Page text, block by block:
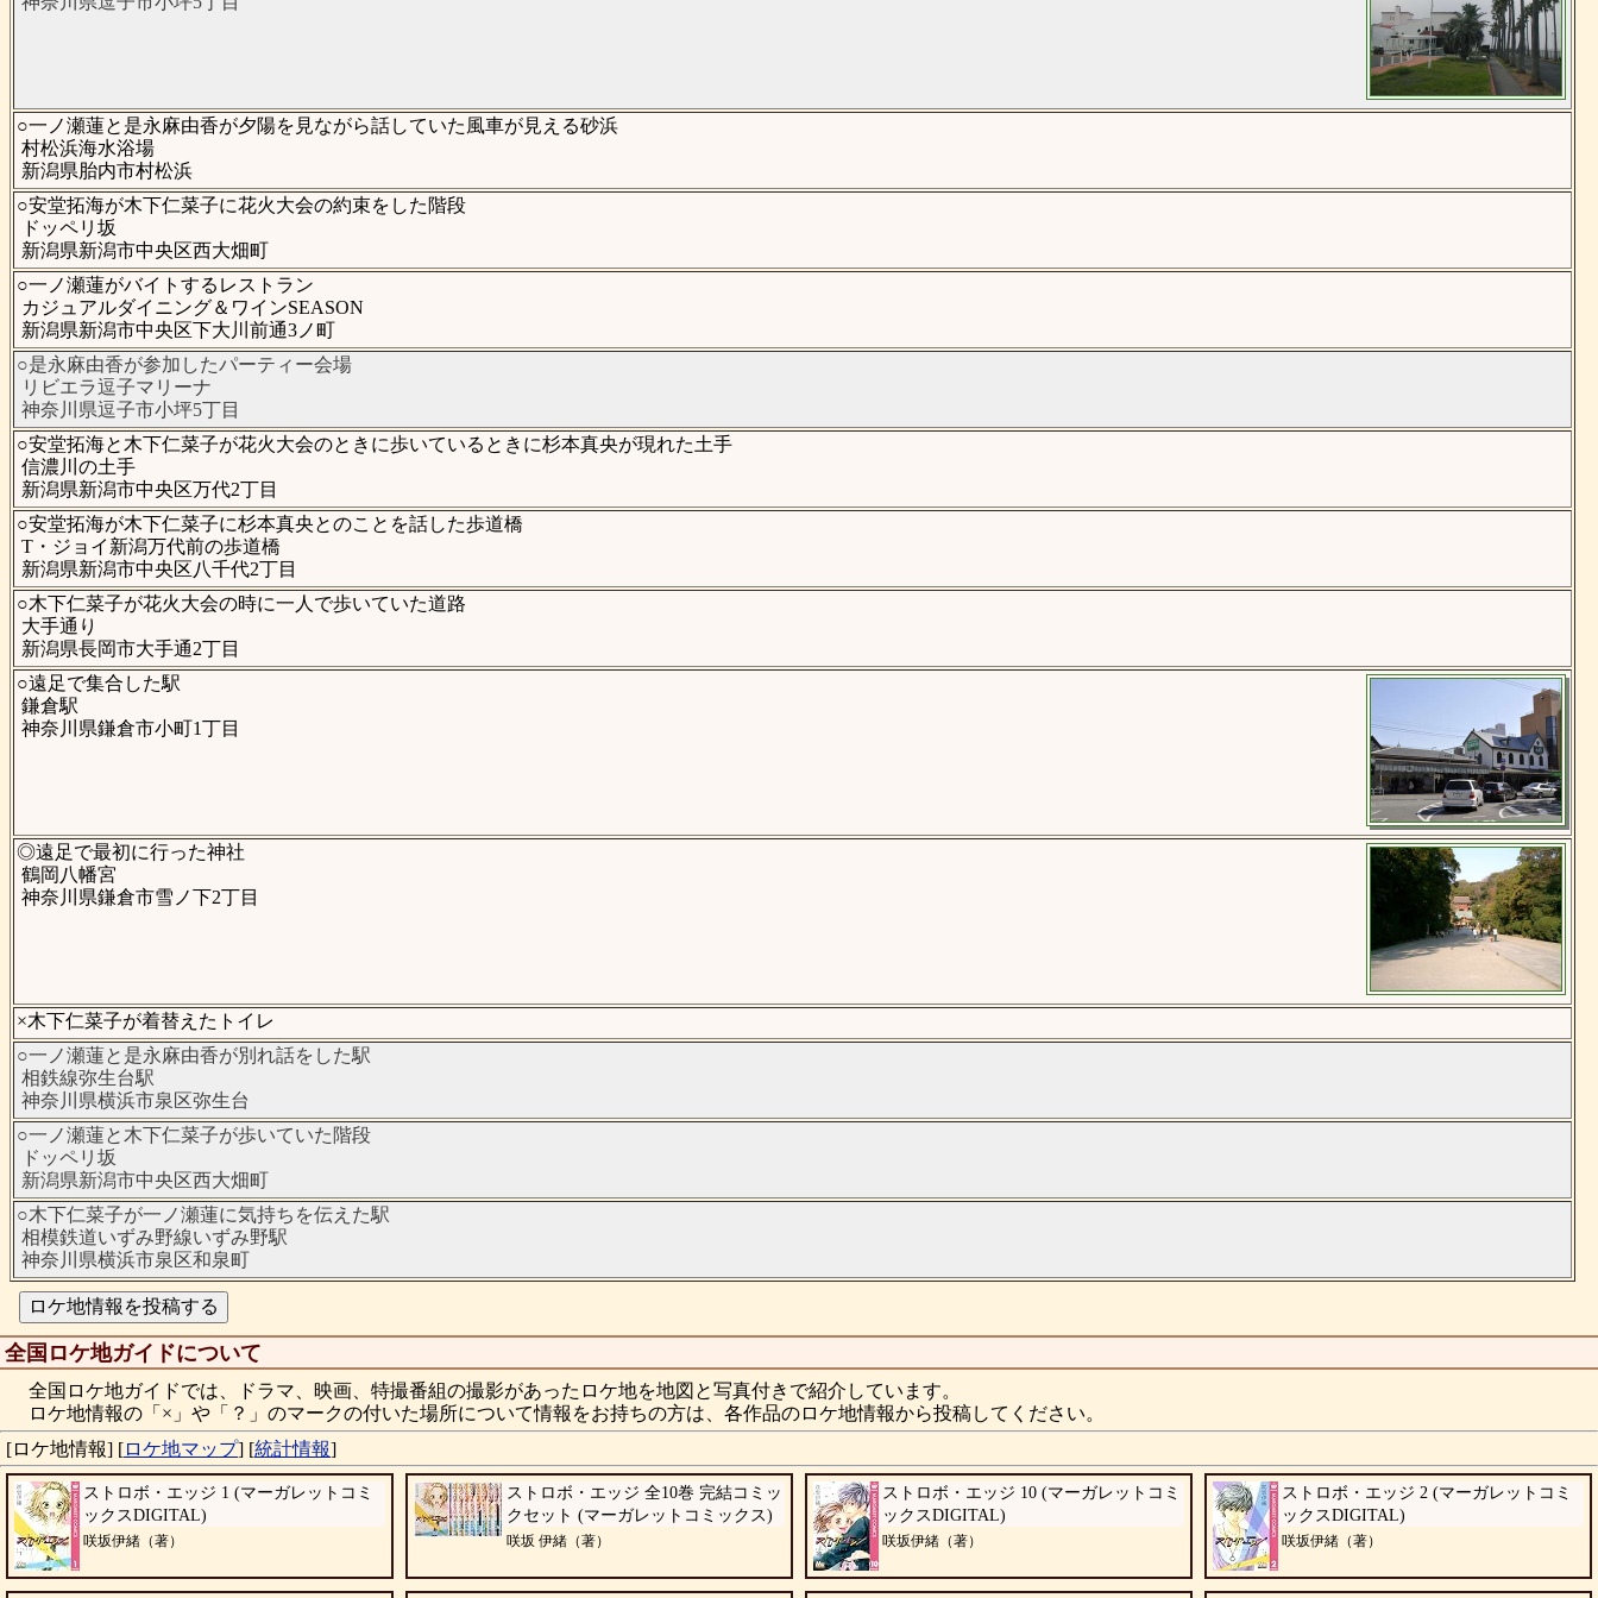
○一ノ瀬蓮と是永麻由香が夕陽を見ながら話していた風車が見える砂浜
村松浜海水浴場
新潟県胎内市村松浜
○安堂拓海が木下仁菜子に花火大会の約束をした階段
ドッペリ坂
新潟県新潟市中央区西大畑町
○一ノ瀬蓮がバイトするレストラン
カジュアルダイニング＆ワインSEASON
新潟県新潟市中央区下大川前通3ノ町
○是永麻由香が参加したパーティー会場
リビエラ逗子マリーナ
神奈川県逗子市小坪5丁目
○安堂拓海と木下仁菜子が花火大会のときに歩いているときに杉本真央が現れた土手
信濃川の土手
新潟県新潟市中央区万代2丁目
○安堂拓海が木下仁菜子に杉本真央とのことを話した歩道橋
T・ジョイ新潟万代前の歩道橋
新潟県新潟市中央区八千代2丁目
○木下仁菜子が花火大会の時に一人で歩いていた道路
大手通り
新潟県長岡市大手通2丁目
○遠足で集合した駅
鎌倉駅
神奈川県鎌倉市小町1丁目
◎遠足で最初に行った神社
鶴岡八幡宮
神奈川県鎌倉市雪ノ下2丁目
×木下仁菜子が着替えたトイレ
○一ノ瀬蓮と是永麻由香が別れ話をした駅
相鉄線弥生台駅
神奈川県横浜市泉区弥生台
○一ノ瀬蓮と木下仁菜子が歩いていた階段
ドッペリ坂
新潟県新潟市中央区西大畑町
○木下仁菜子が一ノ瀬蓮に気持ちを伝えた駅
相模鉄道いずみ野線いずみ野駅
神奈川県横浜市泉区和泉町
全国ロケ地ガイドについて
全国ロケ地ガイドでは、ドラマ、映画、特撮番組の撮影があったロケ地を地図と写真付きで紹介しています。
ロケ地情報の「×」や「？」のマークの付いた場所について情報をお持ちの方は、各作品のロケ地情報から投稿してください。
[ロケ地情報] [ロケ地マップ] [統計情報]
ストロボ・エッジ 1 (マーガレットコミ
ックスDIGITAL)
咲坂伊緒（著）
ストロボ・エッジ 全10巻 完結コミッ
クセット (マーガレットコミックス)
咲坂 伊緒（著）
ストロボ・エッジ 10 (マーガレットコミ
ックスDIGITAL)
咲坂伊緒（著）
ストロボ・エッジ 2 (マーガレットコミ
ックスDIGITAL)
咲坂伊緒（著）